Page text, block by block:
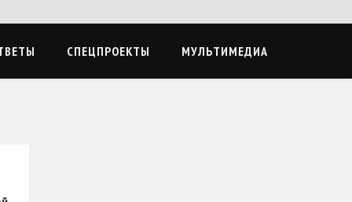
СПЕЦПРОЕКТЫ МУЛЬТИМЕДИА